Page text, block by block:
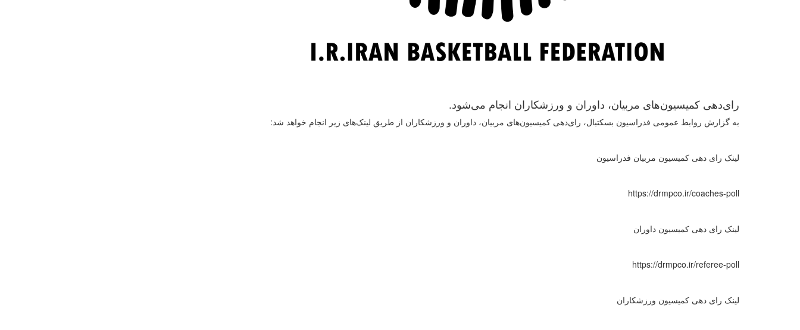
رای‌دهی کمیسیون‌های مربیان، داوران و ورزشکاران انجام می‌شود.
به گزارش روابط عمومی فدراسیون بسکتبال، رای‌دهی کمیسیون‌های مربیان، داوران و ورزشکاران از طریق لینک‌های زیر انجام خواهد شد:
لینک رای دهی کمیسیون مربیان فدراسیون
https://drmpco.ir/coaches-poll
لینک رای دهی کمیسیون داوران
https://drmpco.ir/referee-poll
لینک رای دهی کمیسیون ورزشکاران